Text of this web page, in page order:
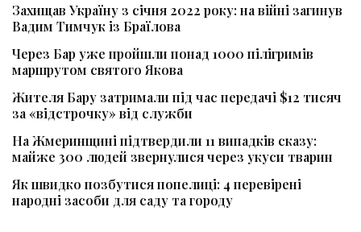
Захищав Україну з січня 2022 року: на війні загинув
Вадим Тимчук із Браїлова
Через Бар уже пройшли понад 1000 пілігримів
маршрутом святого Якова
Жителя Бару затримали під час передачі $12 тисяч
за «відстрочку» від служби
На Жмеринщині підтвердили 11 випадків сказу:
майже 300 людей звернулися через укуси тварин
Як швидко позбутися попелиці: 4 перевірені
народні засоби для саду та городу